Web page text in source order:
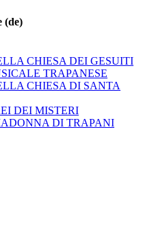
(de)
CHIESA DEI GESUITI
TRAPANESE
CHIESA DI SANTA
DEI MISTERI
DI TRAPANI